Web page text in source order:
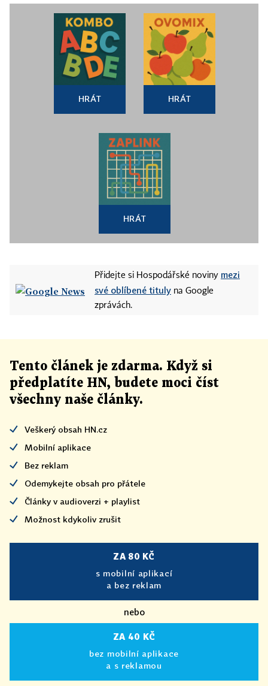
HRÁT HRÁT
HRÁT
Přidejte si Hospodářské noviny mezi
své oblíbené tituly na Google
zprávách.
Tento článek je zdarma. Když si
předplatíte HN, budete moci číst
všechny naše články.
Veškerý obsah HN.cz
Mobilní aplikace
Bez reklam
Odemykejte obsah pro přátele
Články v audioverzi + playlist
Možnost kdykoliv zrušit
ZA 80 KČ
s mobilní aplikací
a bez reklam
nebo
ZA 40 KČ
bez mobilní aplikace
a s reklamou